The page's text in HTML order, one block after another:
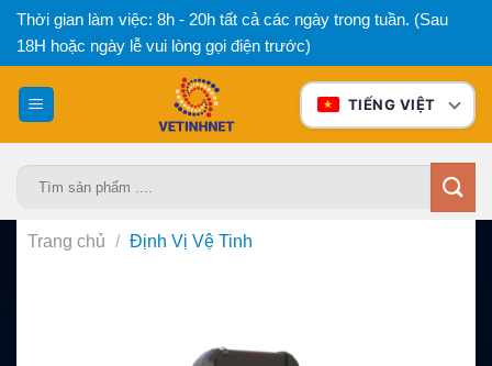
Bỏ
qua
nội
dung
Thời gian làm việc: 8h - 20h tất cả các ngày trong tuần. (Sau
18H hoặc ngày lễ vui lòng gọi điện trước)
TIẾNG VIỆT
Trang chủ / Định Vị Vệ Tinh